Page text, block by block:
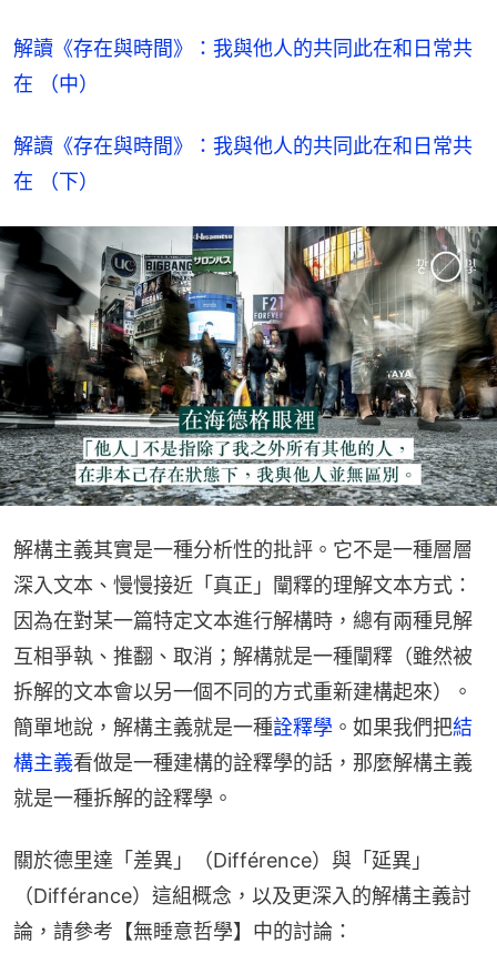
解讀《存在與時間》：我與他人的共同此在和日常共
在 （中）
解讀《存在與時間》：我與他人的共同此在和日常共
在 （下）
解構主義其實是一種分析性的批評。它不是一種層層
深入文本、慢慢接近「真正」闡釋的理解文本方式：
因為在對某一篇特定文本進行解構時，總有兩種見解
互相爭執、推翻、取消；解構就是一種闡釋（雖然被
拆解的文本會以另一個不同的方式重新建構起來）。
簡單地說，解構主義就是一種詮釋學 。如果我們把結
構主義看做是一種建構的詮釋學的話，那麼解構主義
就是一種拆解的詮釋學。
關於德里達「差異」（Différence）與「延異」
（Différance）這組概念，以及更深入的解構主義討
論，請參考【無睡意哲學】中的討論：